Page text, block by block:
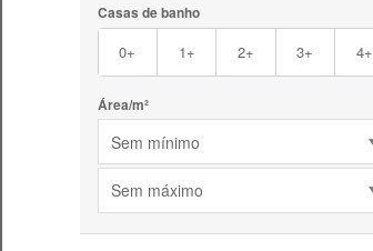
Casas de banho
0+ 1+ 2+ 3+ 4+
Área/m²
Sem mínimo
Sem máximo